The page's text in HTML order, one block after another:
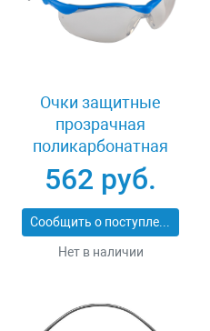
Очки защитные
прозрачная
поликарбонатная
монолинза ЗУБР
ЭКСПЕРТ 110310
562 руб.
Сообщить о поступлении
Нет в наличии